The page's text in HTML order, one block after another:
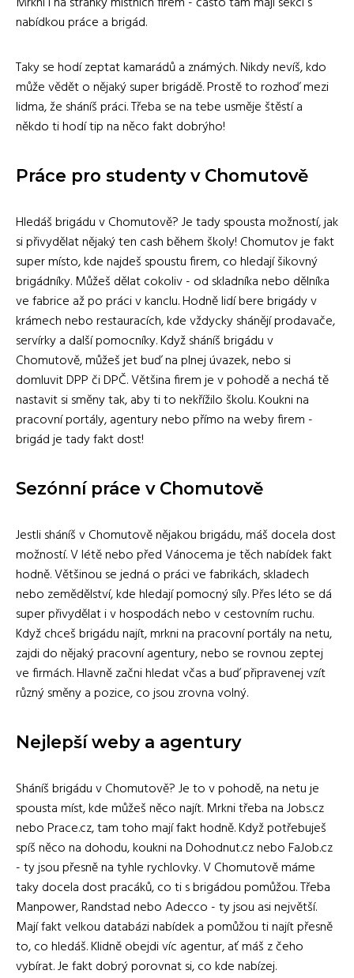
nabídkou práce a brigád.
Taky se hodí zeptat kamarádů a známých. Nikdy nevíš, kdo
může vědět o nějaký super brigádě. Prostě to rozhoď mezi
lidma, že sháníš práci. Třeba se na tebe usměje štěstí a
někdo ti hodí tip na něco fakt dobrýho!
Práce pro studenty v Chomutově
Hledáš brigádu v Chomutově? Je tady spousta možností, jak
si přivydělat nějaký ten cash během školy! Chomutov je fakt
super místo, kde najdeš spoustu firem, co hledají šikovný
brigádníky. Můžeš dělat cokoliv - od skladníka nebo dělníka
ve fabrice až po práci v kanclu. Hodně lidí bere brigády v
krámech nebo restauracích, kde vždycky shánějí prodavače,
servírky a další pomocníky. Když sháníš brigádu v
Chomutově, můžeš jet buď na plnej úvazek, nebo si
domluvit DPP či DPČ. Většina firem je v pohodě a nechá tě
nastavit si směny tak, aby ti to nekřížilo školu. Koukni na
pracovní portály, agentury nebo přímo na weby firem -
brigád je tady fakt dost!
Sezónní práce v Chomutově
Jestli sháníš v Chomutově nějakou brigádu, máš docela dost
možností. V létě nebo před Vánocema je těch nabídek fakt
hodně. Většinou se jedná o práci ve fabrikách, skladech
nebo zemědělství, kde hledají pomocný síly. Přes léto se dá
super přivydělat i v hospodách nebo v cestovním ruchu.
Když chceš brigádu najít, mrkni na pracovní portály na netu,
zajdi do nějaký pracovní agentury, nebo se rovnou zeptej
ve firmách. Hlavně začni hledat včas a buď připravenej vzít
různý směny a pozice, co jsou zrovna volný.
Nejlepší weby a agentury
Sháníš brigádu v Chomutově? Je to v pohodě, na netu je
spousta míst, kde můžeš něco najít. Mrkni třeba na Jobs.cz
nebo Prace.cz, tam toho mají fakt hodně. Když potřebuješ
spíš něco na dohodu, koukni na Dohodnut.cz nebo FaJob.cz
- ty jsou přesně na tyhle rychlovky. V Chomutově máme
taky docela dost pracáků, co ti s brigádou pomůžou. Třeba
Manpower, Randstad nebo Adecco - ty jsou asi největší.
Mají fakt velkou databázi nabídek a pomůžou ti najít přesně
to, co hledáš. Klidně obejdi víc agentur, ať máš z čeho
vybírat. Je fakt dobrý porovnat si, co kde nabízej.